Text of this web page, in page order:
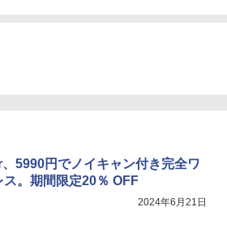
5990円でノイキャン付き完全ワ
ス。期間限定20％ OFF
2024年6月21日